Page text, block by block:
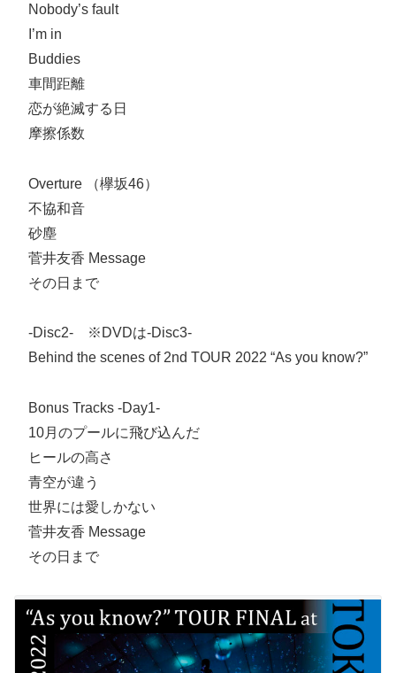
Nobody’s fault
I’m in
Buddies
車間距離
恋が絶滅する日
摩擦係数
Overture （欅坂46）
不協和音
砂塵
菅井友香 Message
その日まで
-Disc2- ※DVDは-Disc3-
Behind the scenes of 2nd TOUR 2022 “As you know?”
Bonus Tracks -Day1-
10月のプールに飛び込んだ
ヒールの高さ
青空が違う
世界には愛しかない
菅井友香 Message
その日まで